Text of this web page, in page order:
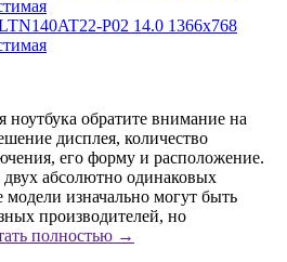
обратите внимание на
дисплея, количество
его форму и расположение.
абсолютно одинаковых
изначально могут быть
производителей, но
полностью →